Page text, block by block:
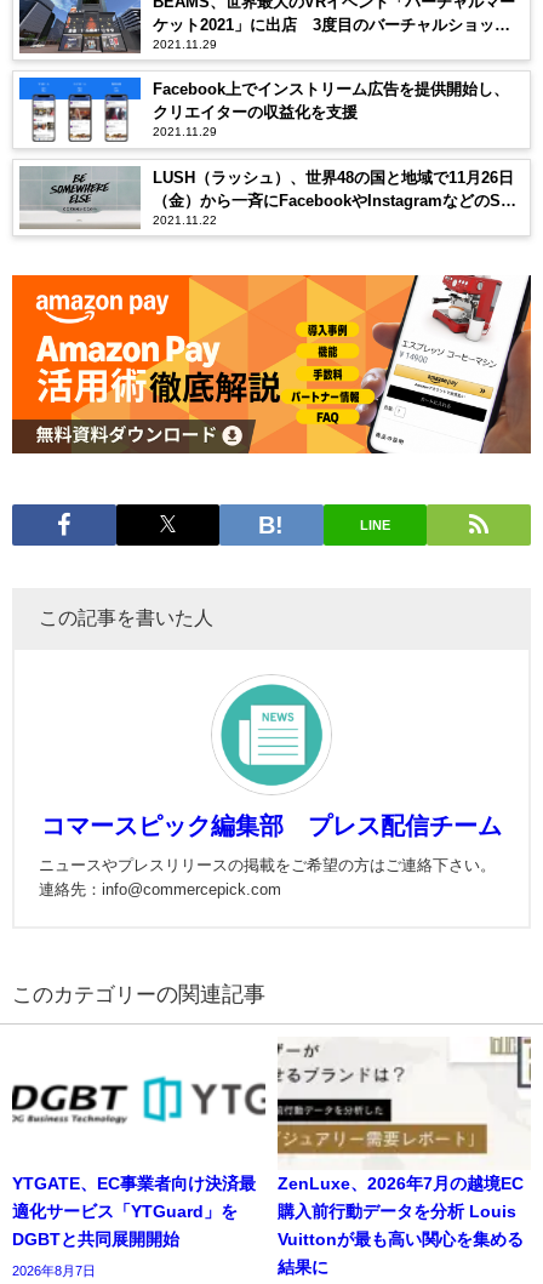
ケット2021」に出店 3度目のバーチャルショップ
はファッションのメタバース化を提案
2021.11.29
Facebook上でインストリーム広告を提供開始し、
クリエイターの収益化を支援
2021.11.29
LUSH（ラッシュ）、世界48の国と地域で11月26日
（金）から一斉にFacebookやInstagramなどのSNS
アカウントからサインアウトを発表
2021.11.22
LINE
この記事を書いた人
コマースピック編集部 プレス配信チーム
ニュースやプレスリリースの掲載をご希望の方はご連絡下さい。
連絡先：info@commercepick.com
の関連記事
YTGATE、EC事業者向け決済最
適化サービス「YTGuard」を
DGBTと共同展開開始
2026年8月7日
ZenLuxe、2026年7月の越境EC
購入前行動データを分析 Louis
Vuittonが最も高い関心を集める
結果に